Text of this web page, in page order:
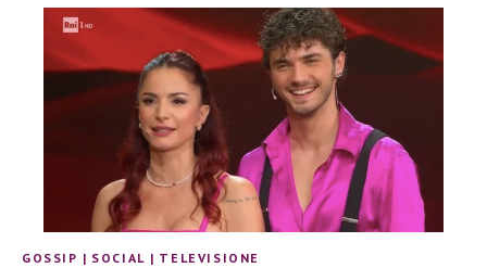
GOSSIP | SOCIAL | TELEVISIONE